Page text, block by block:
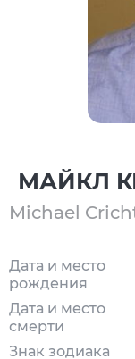
МАЙКЛ
Michael
Дата и место
рождения
Дата и место
смерти
Знак зодиака